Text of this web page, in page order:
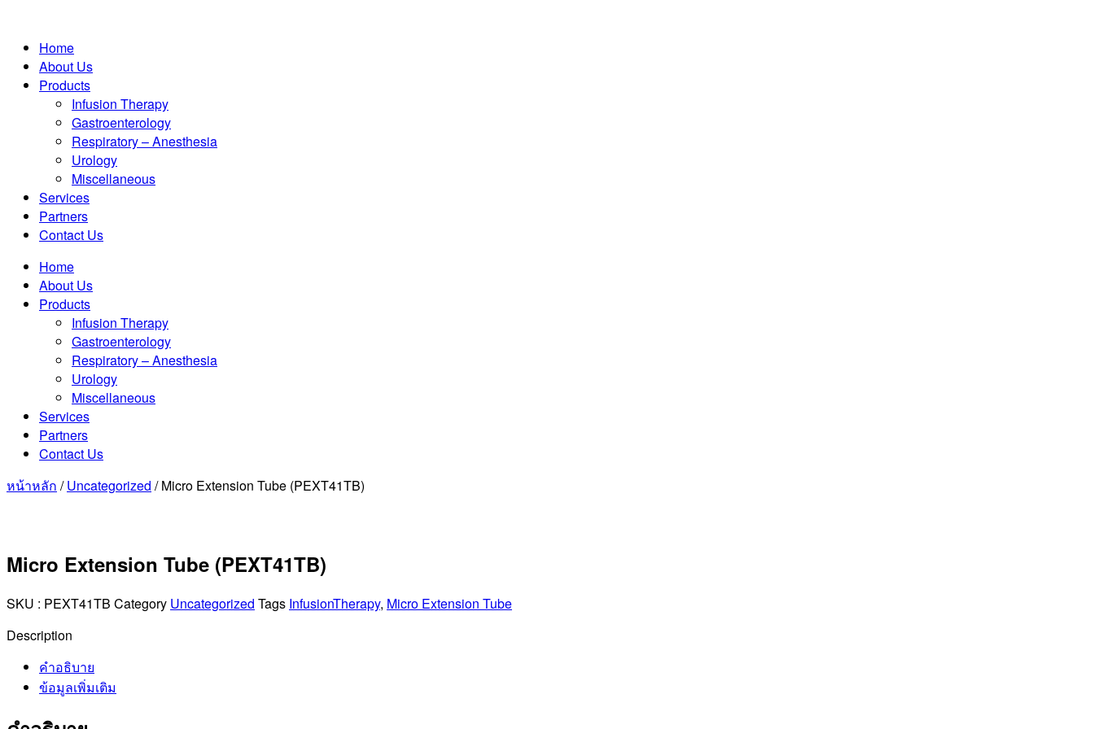
Home
About Us
Products
Infusion Therapy
Gastroenterology
Respiratory – Anesthesia
Urology
Miscellaneous
Services
Partners
Contact Us
Home
About Us
Products
Infusion Therapy
Gastroenterology
Respiratory – Anesthesia
Urology
Miscellaneous
Services
Partners
Contact Us
หน้าหลัก /Uncategorized / Micro Extension Tube (PEXT41TB)
Micro Extension Tube (PEXT41TB)
SKU : PEXT41TB Category Uncategorized Tags InfusionTherapy, Micro Extension Tube
Description
คำอธิบาย
ข้อมูลเพิ่มเติม